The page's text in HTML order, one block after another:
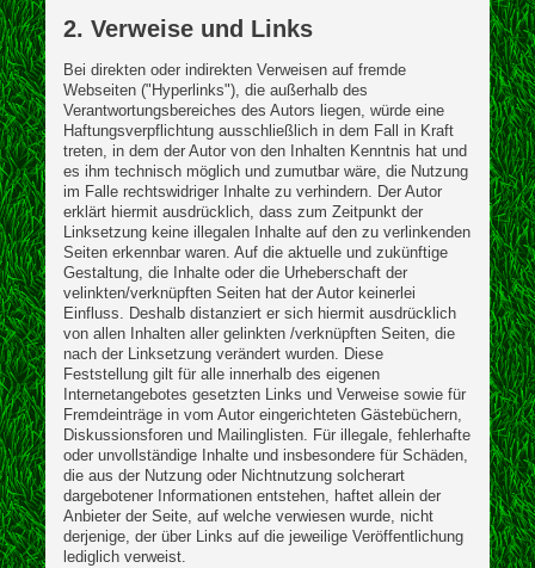
2. Verweise und Links
Bei direkten oder indirekten Verweisen auf fremde
Webseiten ("Hyperlinks"), die außerhalb des
Verantwortungsbereiches des Autors liegen, würde eine
Haftungsverpflichtung ausschließlich in dem Fall in Kraft
treten, in dem der Autor von den Inhalten Kenntnis hat und
es ihm technisch möglich und zumutbar wäre, die Nutzung
im Falle rechtswidriger Inhalte zu verhindern. Der Autor
erklärt hiermit ausdrücklich, dass zum Zeitpunkt der
Linksetzung keine illegalen Inhalte auf den zu verlinkenden
Seiten erkennbar waren. Auf die aktuelle und zukünftige
Gestaltung, die Inhalte oder die Urheberschaft der
velinkten/verknüpften Seiten hat der Autor keinerlei
Einfluss. Deshalb distanziert er sich hiermit ausdrücklich
von allen Inhalten aller gelinkten /verknüpften Seiten, die
nach der Linksetzung verändert wurden. Diese
Feststellung gilt für alle innerhalb des eigenen
Internetangebotes gesetzten Links und Verweise sowie für
Fremdeinträge in vom Autor eingerichteten Gästebüchern,
Diskussionsforen und Mailinglisten. Für illegale, fehlerhafte
oder unvollständige Inhalte und insbesondere für Schäden,
die aus der Nutzung oder Nichtnutzung solcherart
dargebotener Informationen entstehen, haftet allein der
Anbieter der Seite, auf welche verwiesen wurde, nicht
derjenige, der über Links auf die jeweilige Veröffentlichung
lediglich verweist.